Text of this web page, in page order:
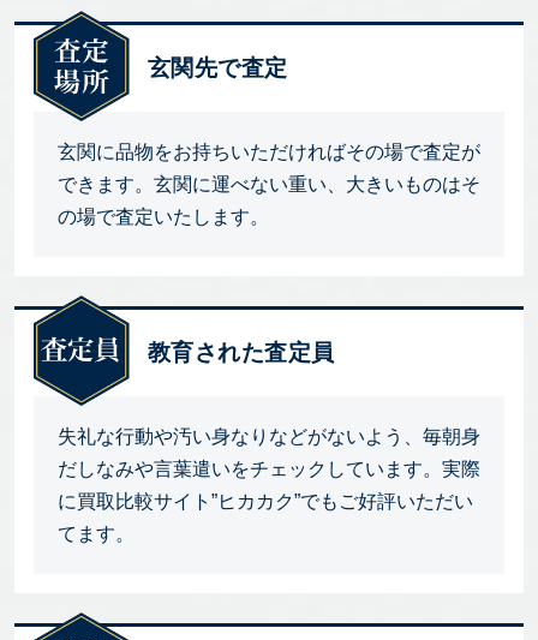
玄関先で査定
玄関に品物をお持ちいただければその場で査定が
できます。玄関に運べない重い、大きいものはそ
の場で査定いたします。
教育された査定員
失礼な行動や汚い身なりなどがないよう、毎朝身
だしなみや言葉遣いをチェックしています。実際
に買取比較サイト”ヒカカク”でもご好評いただい
てます。